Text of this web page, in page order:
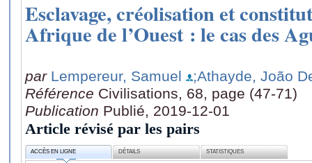
Esclavage, créolisation et
Afrique de l’Ouest : le cas des
par Lempereur, Samuel
;Athayde, João
Référence Civilisations, 68, page (47-71)
Publication Publié, 2019-12-01
Article révisé par les pairs
ACCÈS EN LIGNE DÉTAILS STATISTIQUES